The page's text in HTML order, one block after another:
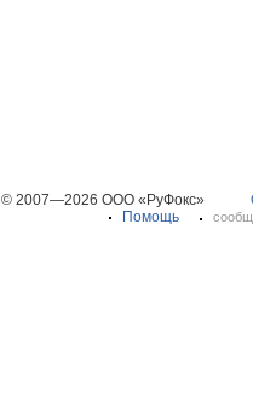
© 2007—2026 ООО «РуФокс»
Помощь